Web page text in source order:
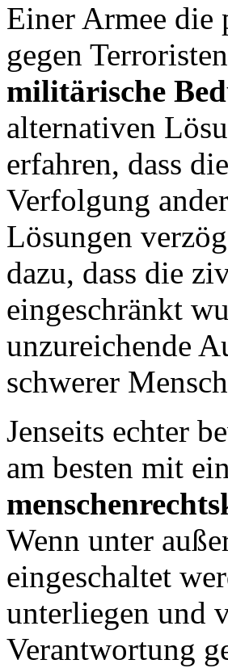
Einer Armee die
gegen
militärische
alternativen
erfahren, dass
Verfolgung
Lösungen
dazu, dass die
eingeschränkt
unzureichende
schwerer
Jenseits echter
am besten mit
Wenn unter
eingeschaltet
unterliegen und
Verantwortung